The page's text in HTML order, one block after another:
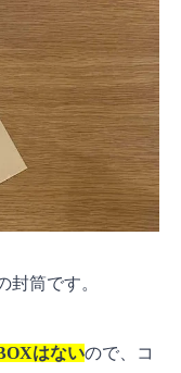
封筒です。
はないので、コ